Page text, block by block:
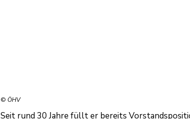
Seit rund 30 Jahre füllt er bereits
© ÖHV